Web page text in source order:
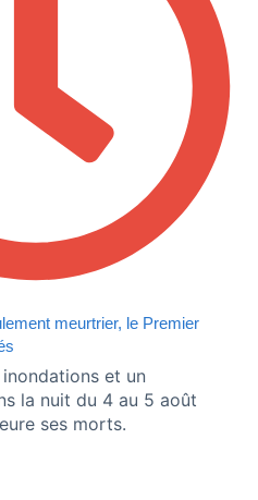
meurtrier, le Premier
et un
la nuit du 4 au 5 août
ses morts.